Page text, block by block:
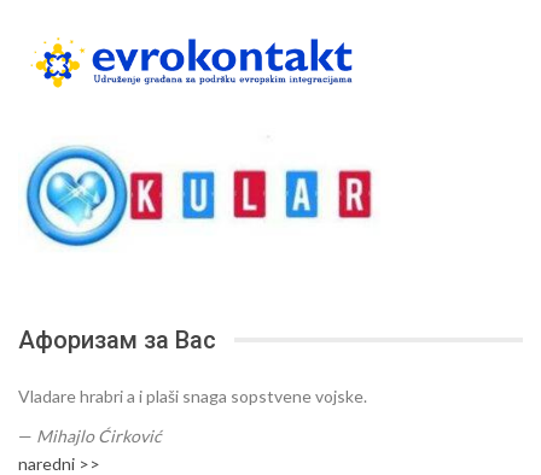
Афоризам за Вас
Vladare hrabri a i plaši snaga sopstvene vojske.
— Mihajlo Ćirković
naredni >>